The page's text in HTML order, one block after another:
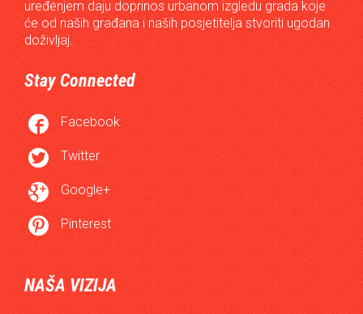
uređenjem daju doprinos urbanom izgledu grada koje
će od naših građana i naših posjetitelja stvoriti ugodan
doživljaj.
Stay Connected
 Facebook
 Twitter
 Google+
 Pinterest
NAŠA VIZIJA